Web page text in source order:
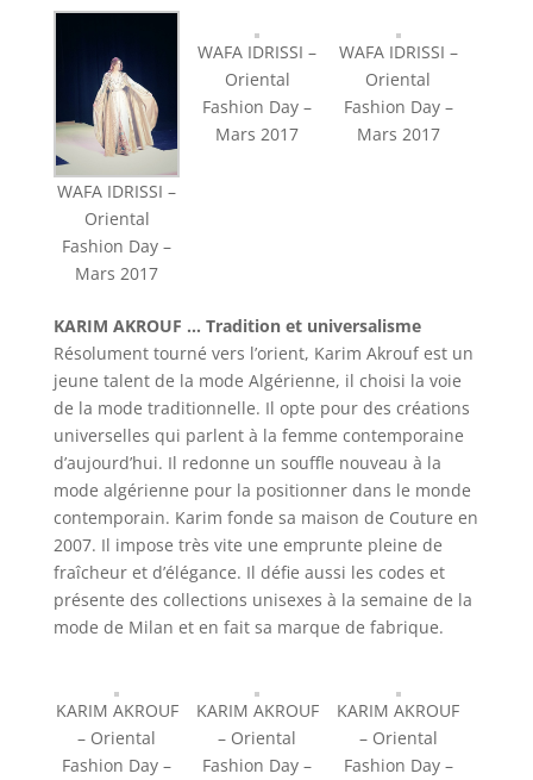
WAFA IDRISSI –
Oriental
Fashion Day –
Mars 2017
WAFA IDRISSI –
Oriental
Fashion Day –
Mars 2017
WAFA IDRISSI –
Oriental
Fashion Day –
Mars 2017
KARIM AKROUF … Tradition et universalisme
Résolument tourné vers l’orient, Karim Akrouf est un
jeune talent de la mode Algérienne, il choisi la voie
de la mode traditionnelle. Il opte pour des créations
universelles qui parlent à la femme contemporaine
d’aujourd’hui. Il redonne un souffle nouveau à la
mode algérienne pour la positionner dans le monde
contemporain. Karim fonde sa maison de Couture en
2007. Il impose très vite une emprunte pleine de
fraîcheur et d’élégance. Il défie aussi les codes et
présente des collections unisexes à la semaine de la
mode de Milan et en fait sa marque de fabrique.
KARIM AKROUF
– Oriental
Fashion Day –
KARIM AKROUF
– Oriental
Fashion Day –
KARIM AKROUF
– Oriental
Fashion Day –